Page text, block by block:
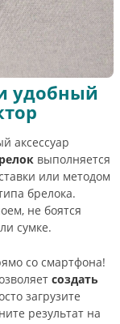
удобный
аксессуар
выполняется
или методом
брелока.
не боятся
сумке.
со смартфона!
создать
загрузите
результат на